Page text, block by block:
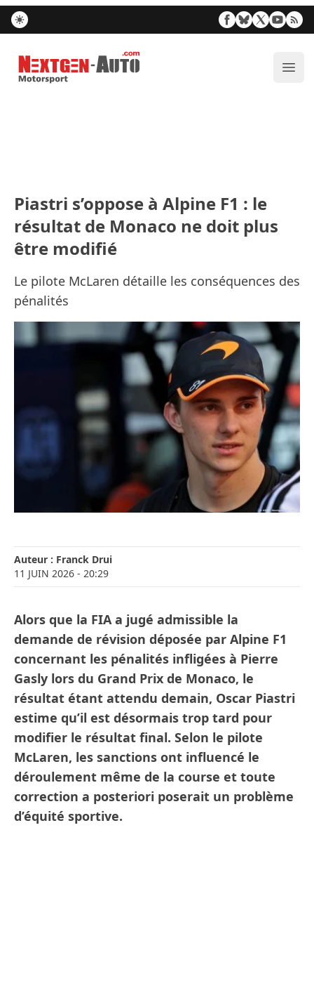
Nextgen-Auto.com
Piastri s’oppose à Alpine F1 : le
résultat de Monaco ne doit plus
être modifié
Le pilote McLaren détaille les conséquences des
pénalités
Auteur : Franck Drui
11 JUIN 2026 - 20:29
Alors que la FIA a jugé admissible la
demande de révision déposée par Alpine F1
concernant les pénalités infligées à Pierre
Gasly lors du Grand Prix de Monaco, le
résultat étant attendu demain, Oscar Piastri
estime qu’il est désormais trop tard pour
modifier le résultat final. Selon le pilote
McLaren, les sanctions ont influencé le
déroulement même de la course et toute
correction a posteriori poserait un problème
d’équité sportive.